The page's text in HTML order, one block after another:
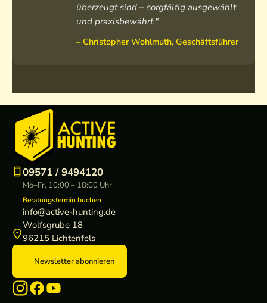
überzeugt sind – sorgfältig ausgewählt
und praxisbewährt."
– Christopher Wohlmuth, Geschäftsführer
09571 / 9494120
Mo–Fr, 10:00 – 18:00 Uhr
Beratungstermin buchen
info@active-hunting.de
Wolfsgrube 18
96215 Lichtenfels
Newsletter abonnieren